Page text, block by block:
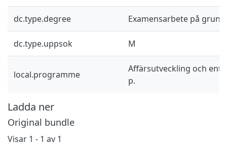
dc.type.degree Examensarbete på
dc.type.uppsok M
local.programme
Affärsutveckling och
p.
Ladda ner
Original bundle
Visar 1 - 1 av 1